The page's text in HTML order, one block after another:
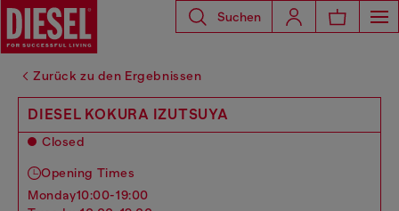
Suchen
Zurück zu den Ergebnissen
DIESEL KOKURA IZUTSUYA
Closed
Opening Times
monday10:00-19:00